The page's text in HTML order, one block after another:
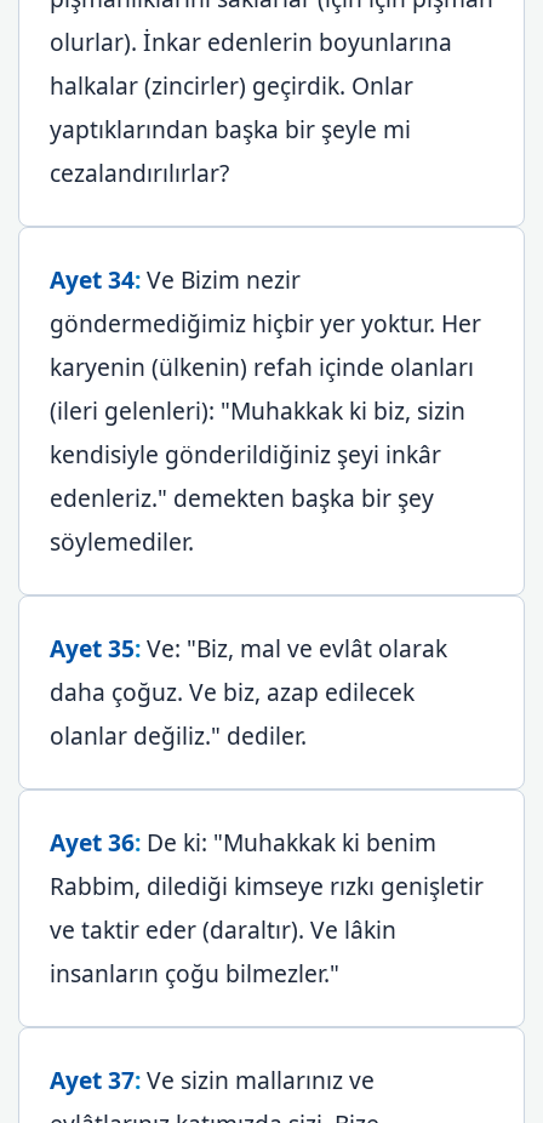
olurlar). İnkar edenlerin boyunlarına
halkalar (zincirler) geçirdik. Onlar
yaptıklarından başka bir şeyle mi
cezalandırılırlar?
Ayet 34:Ve Bizim nezir
göndermediğimiz hiçbir yer yoktur. Her
karyenin (ülkenin) refah içinde olanları
(ileri gelenleri): "Muhakkak ki biz, sizin
kendisiyle gönderildiğiniz şeyi inkâr
edenleriz." demekten başka bir şey
söylemediler.
Ayet 35:Ve: "Biz, mal ve evlât olarak
daha çoğuz. Ve biz, azap edilecek
olanlar değiliz." dediler.
Ayet 36: De ki: "Muhakkak ki benim
Rabbim, dilediği kimseye rızkı genişletir
ve taktir eder (daraltır). Ve lâkin
insanların çoğu bilmezler."
Ayet 37:Ve sizin mallarınız ve